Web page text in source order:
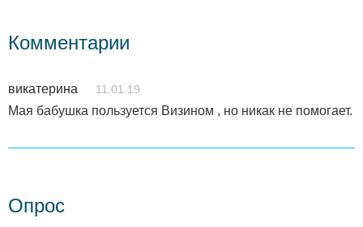
Комментарии
викатерина 11.01.19
Мая бабушка пользуется Визином , но никак не помогает.
Опрос